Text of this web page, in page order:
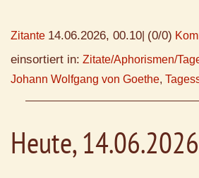
Zitante 14.06.2026, 00.10 (0/0)
einsortiert in: Zitate/Aphorismen/
Johann Wolfgang von Goethe,
Heute, 14.06.2026